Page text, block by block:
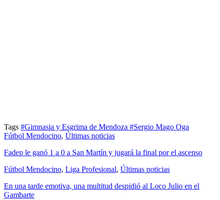
Tags #Gimnasia y Esgrima de Mendoza #Sergio Mago Oga
Fútbol Mendocino, Últimas noticias
Fadep le ganó 1 a 0 a San Martín y jugará la final por el ascenso
Fútbol Mendocino, Liga Profesional, Últimas noticias
En una tarde emotiva, una multitud despidió al Loco Julio en el
Gambarte